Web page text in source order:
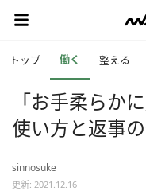
トップ 働く 整える
「お手柔らか
使い方と返事
sinnosuke
更新: 2021.12.16